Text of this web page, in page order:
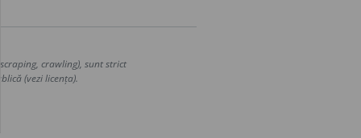
crawling), sunt strict
(vezi licența).